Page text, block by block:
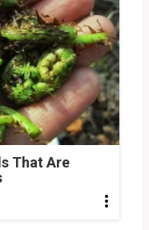
That Are